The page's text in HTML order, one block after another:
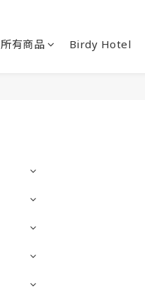
所有商品 Birdy Hotel